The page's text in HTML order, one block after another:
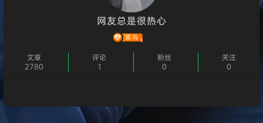
网友总是很热心
文章
2780
评论
1
粉丝
0
关注
0